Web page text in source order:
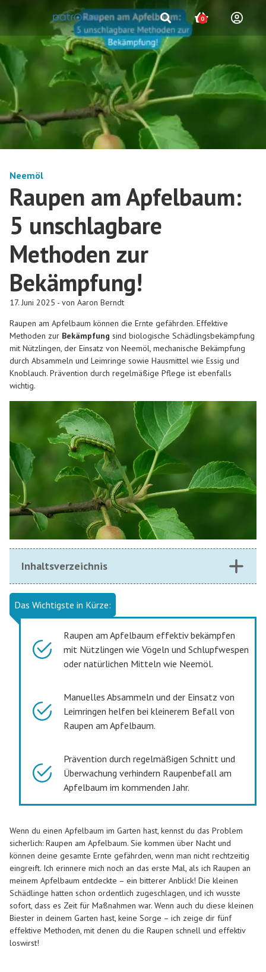
0
Neemöl
Raupen am Apfelbaum:
5 unschlagbare
Methoden zur
Bekämpfung!
17. Juni 2025 - von Aaron Berndt
Raupen am Apfelbaum können die Ernte gefährden. Effektive
Methoden zur Bekämpfung sind biologische Schädlingsbekämpfung
mit Nützlingen, der Einsatz von Neemöl, mechanische Bekämpfung
durch Absammeln und Leimringe sowie Hausmittel wie Essig und
Knoblauch. Prävention durch regelmäßige Pflege ist ebenfalls
wichtig.
Inhaltsverzeichnis
Das Wichtigste in Kürze:
Raupen am Apfelbaum effektiv bekämpfen
mit Nützlingen wie Vögeln und Schlupfwespen
oder natürlichen Mitteln wie Neemöl.
Manuelles Absammeln und der Einsatz von
Leimringen helfen bei kleinerem Befall von
Raupen am Apfelbaum.
Prävention durch regelmäßigen Schnitt und
Überwachung verhindern Raupenbefall am
Apfelbaum im kommenden Jahr.
Wenn du einen Apfelbaum im Garten hast, kennst du das Problem
sicherlich: Raupen am Apfelbaum. Sie kommen über Nacht und
können deine gesamte Ernte gefährden, wenn man nicht rechtzeitig
eingreift. Ich erinnere mich noch an das erste Mal, als ich Raupen an
meinem Apfelbaum entdeckte – ein bitterer Anblick! Die kleinen
Schädlinge hatten schon ordentlich zugeschlagen, und ich wusste
sofort, dass es Zeit für Maßnahmen war. Wenn auch du diese kleinen
Biester in deinem Garten hast, keine Sorge – ich zeige dir fünf
effektive Methoden, mit denen du die Raupen schnell und effektiv
loswirst!